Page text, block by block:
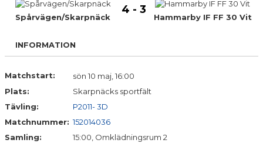
KALENDER
MATCHER
DOKUMENT
Spårvägen/Skarpnäck
4 - 3
Hammarby IF FF 30 Vit
INFORMATION
Matchstart:
sön 10 maj, 16:00
Plats:
Skarpnäcks sportfält
Tävling:
P2011- 3D
Matchnummer: 152014036
Samling:
15:00, Omklädningsrum 2